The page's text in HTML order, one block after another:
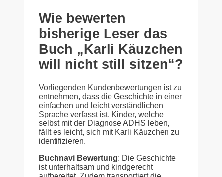
Wie bewerten
bisherige Leser das
Buch „Karli Käuzchen
will nicht still sitzen“?
Vorliegenden Kundenbewertungen ist zu
entnehmen, dass die Geschichte in einer
einfachen und leicht verständlichen
Sprache verfasst ist. Kinder, welche
selbst mit der Diagnose ADHS leben,
fällt es leicht, sich mit Karli Käuzchen zu
identifizieren.
Buchnavi Bewertung: Die Geschichte
ist unterhaltsam und kindgerecht